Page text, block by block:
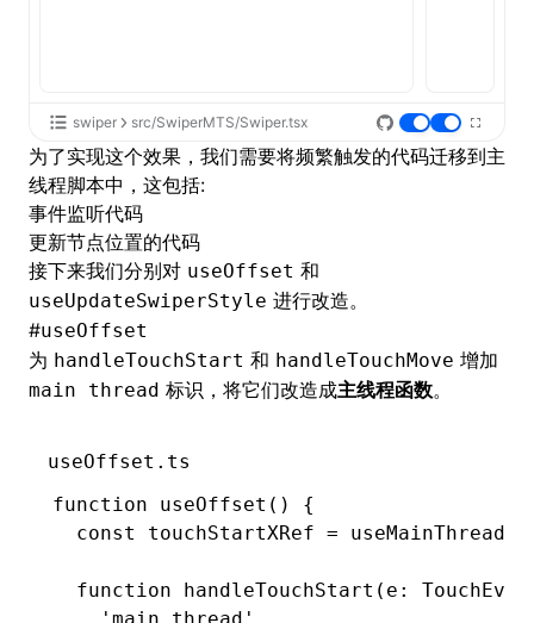
swiper src/SwiperMTS/Swiper.tsx
为了实现这个效果，我们需要将频繁触发的代码迁移到主
线程脚本中，这包括:
事件监听代码
更新节点位置的代码
接下来我们分别对 useOffset 和
useUpdateSwiperStyle 进行改造。
#useOffset
为 handleTouchStart 和 handleTouchMove 增加
main thread 标识，将它们改造成主线程函数。
useOffset.ts
function useOffset () {
  const
touchStartXRef =
  function
handleTouchStart (e :